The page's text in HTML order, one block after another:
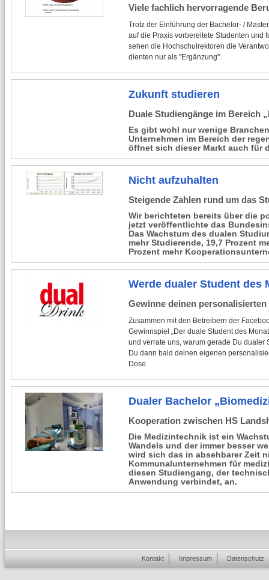
Viele fachlich hervorragende
Trotz der Einführung der Bachelor- /
auf die Praxis vorbereitete Studenten und
sehen die Hochschulrektoren die
dienten nur als "Ergänzung".
Zukunft studieren
Duale Studiengänge im Bereich
Es gibt wohl nur wenige
Unternehmen im Bereich der
öffnet sich dieser Markt auch für
Nicht aufzuhalten
Steigende Zahlen rund um das
Wir berichteten bereits über die
jetzt veröffentlichte das
Das Wachstum des dualen
mehr Studierende, 19,7 Prozent
Prozent mehr
Werde dualer Student des
Gewinne deinen
Zusammen mit den Betreibern der
Gewinnspiel „Der duale Student des
und verrate uns, warum gerade Du dualer
Du dann bald deinen eigenen
Dose.
Dualer Bachelor
Kooperation zwischen HS
Die Medizintechnik ist ein
Wandels und der immer besser
wird sich das in absehbarer Zeit
Kommunalunternehmen für
diesen Studiengang, der
Anwendung verbindet, an.
Kontakt Impressum Datenschutz